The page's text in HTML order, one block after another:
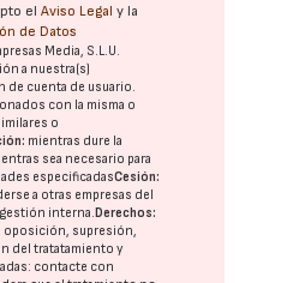
elAviso Legal y la
de Datos
Media, S.L.U.
a nuestra(s)
cuenta de usuario.
con la misma o
o
mientras dure la
sea necesario para
especificadasCesión:
a otras empresas del
interna.Derechos:
supresión,
del tratatamiento y
contacte con